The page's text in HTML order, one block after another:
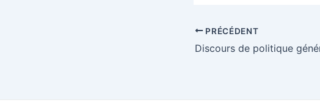
Navigation
des
PRÉCÉDENT